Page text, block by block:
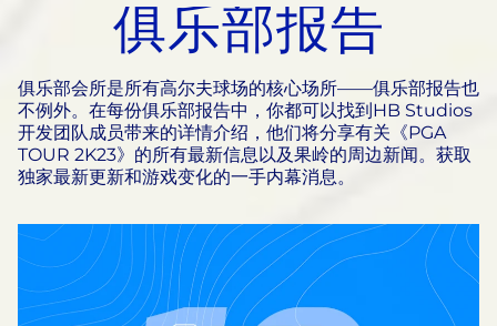
俱乐部报告
俱乐部会所是所有高尔夫球场的核心场所——俱乐部报告也
不例外。在每份俱乐部报告中，你都可以找到HB Studios
开发团队成员带来的详情介绍，他们将分享有关《PGA
TOUR 2K23》的所有最新信息以及果岭的周边新闻。获取
独家最新更新和游戏变化的一手内幕消息。